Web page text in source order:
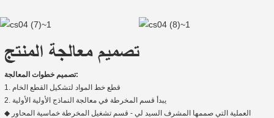
تصميم معالجة المنتج
تصميم خطوات المعالجة:
1. قطع خط المواد لتشكيل القطع الخام
2. يبدأ قسم المخرطة في معالجة النماذج الأولية الأولية
◆ العملية التي صممها المشرف السيد لي - قسم تشغيل المخرطة خماسية المحاور